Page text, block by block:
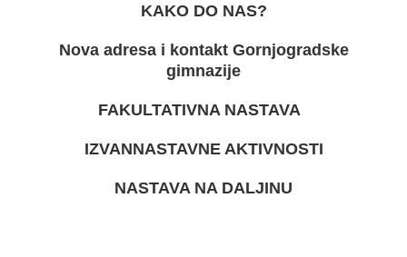
KAKO DO NAS?
Nova adresa i kontakt Gornjogradske
gimnazije
FAKULTATIVNA NASTAVA
IZVANNASTAVNE AKTIVNOSTI
NASTAVA NA DALJINU